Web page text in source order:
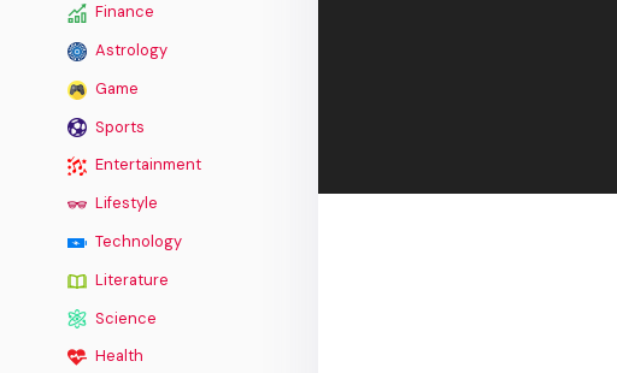
Finance
Astrology
Game
Sports
Entertainment
Lifestyle
Technology
Literature
Science
Health